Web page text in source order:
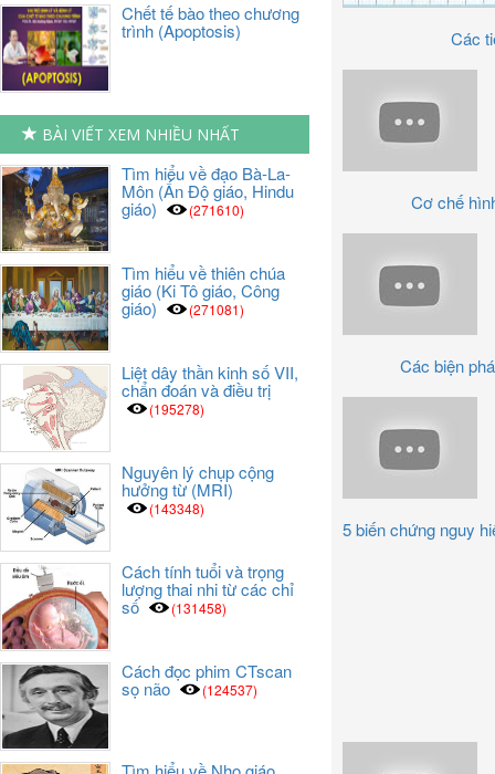
Các
Cơ chế
Các biện
5 biến chứng nguy
Chết tế bào theo chương
trình (Apoptosis)
BÀI VIẾT XEM NHIỀU NHẤT
Tìm hiểu về đạo Bà-La-
Môn (Ấn Độ giáo, Hindu
giáo) (271610)
Tìm hiểu về thiên chúa
giáo (Ki Tô giáo, Công
giáo) (271081)
Liệt dây thần kinh số VII,
chẩn đoán và điều trị
(195278)
Nguyên lý chụp cộng
hưởng từ (MRI)
(143348)
Cách tính tuổi và trọng
lượng thai nhi từ các chỉ
số (131458)
Cách đọc phim CTscan
sọ não (124537)